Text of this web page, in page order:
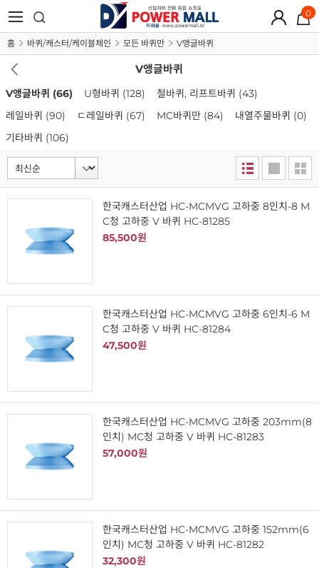
0
홈 바퀴/캐스터/케이블체인 모든 바퀴만 V앵글바퀴
V앵글바퀴
V앵글바퀴 (66) U형바퀴 (128) 철바퀴, 리프트바퀴 (43)
레일바퀴 (90) ㄷ레일바퀴 (67) MC바퀴만 (84) 내열주물바퀴 (0)
기타바퀴 (106)
한국캐스터산업 HC-MCMVG 고하중 8인치-8 M
C청 고하중 V 바퀴 HC-81285
85,500원
한국캐스터산업 HC-MCMVG 고하중 6인치-6 M
C청 고하중 V 바퀴 HC-81284
47,500원
한국캐스터산업 HC-MCMVG 고하중 203mm(8
인치) MC청 고하중 V 바퀴 HC-81283
57,000원
한국캐스터산업 HC-MCMVG 고하중 152mm(6
인치) MC청 고하중 V 바퀴 HC-81282
32,300원